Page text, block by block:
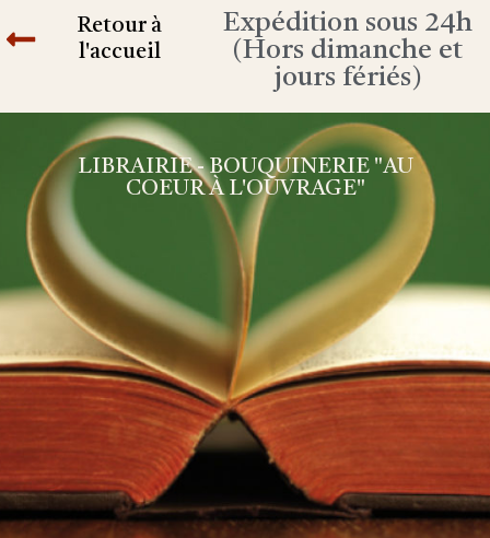
Retour à
l'accueil
Expédition sous 24h
(Hors dimanche et
jours fériés)
LIBRAIRIE - BOUQUINERIE "AU
COEUR À L'OUVRAGE"